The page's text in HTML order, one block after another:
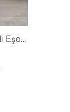
Kuş Gözü İnci Taş İşlemeli Eşofman Takımı - KAHVERENGI